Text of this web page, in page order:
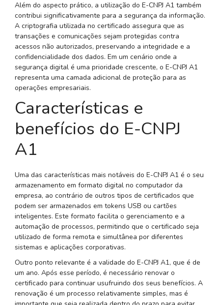
Além do aspecto prático, a utilização do E-CNPJ A1 também
contribui significativamente para a segurança da informação.
A criptografia utilizada no certificado assegura que as
transações e comunicações sejam protegidas contra
acessos não autorizados, preservando a integridade e a
confidencialidade dos dados. Em um cenário onde a
segurança digital é uma prioridade crescente, o E-CNPJ A1
representa uma camada adicional de proteção para as
operações empresariais.
Características e
benefícios do E-CNPJ
A1
Uma das características mais notáveis do E-CNPJ A1 é o seu
armazenamento em formato digital no computador da
empresa, ao contrário de outros tipos de certificados que
podem ser armazenados em tokens USB ou cartões
inteligentes. Este formato facilita o gerenciamento e a
automação de processos, permitindo que o certificado seja
utilizado de forma remota e simultânea por diferentes
sistemas e aplicações corporativas.
Outro ponto relevante é a validade do E-CNPJ A1, que é de
um ano. Após esse período, é necessário renovar o
certificado para continuar usufruindo dos seus benefícios. A
renovação é um processo relativamente simples, mas é